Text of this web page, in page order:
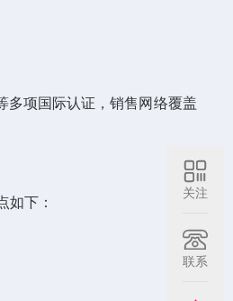
多项国际认证，销售网络覆盖
如下：
关注
联系